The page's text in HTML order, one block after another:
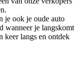
je ook je oude auto
wanneer je langskomt
keer langs en ontdek